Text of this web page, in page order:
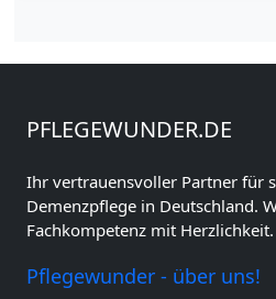
PFLEGEWUNDER.DE
Ihr vertrauensvoller Partner für
Demenzpflege in Deutschland.
Fachkompetenz mit Herzlichkeit.
Pflegewunder - über uns!